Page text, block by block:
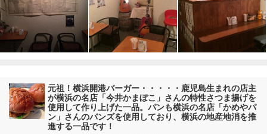
元祖！横浜開港バーガー・・・・・鹿児島生まれの店主
が横浜の名店「今井かまぼこ」さんの特性さつま揚げを
使用して作り上げた一品。パンも横浜の名店「かめやパ
ン」さんのバンズを使用しており、横浜の地産地消を推
進する一品です！